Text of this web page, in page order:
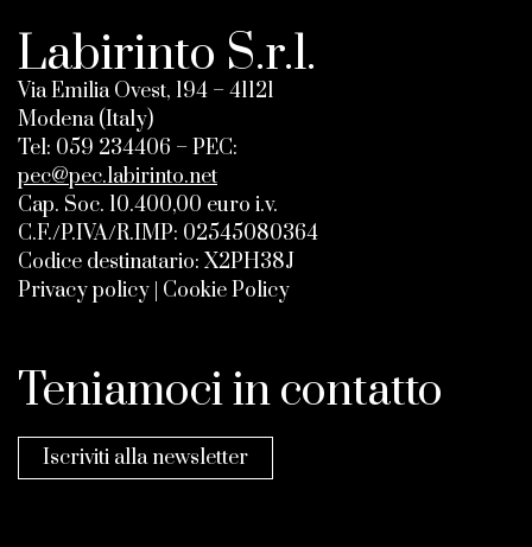
Labirinto S.r.l.
Via Emilia Ovest, 194 – 41121
Modena (Italy)
Tel: 059 234406 – PEC:
pec@pec.labirinto.net
Cap. Soc. 10.400,00 euro i.v.
C.F./P.IVA/R.IMP: 02545080364
Codice destinatario: X2PH38J
Privacy policy Cookie Policy
Teniamoci in contatto
Iscriviti alla newsletter